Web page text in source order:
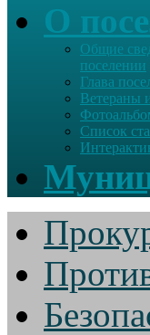
О
Общие
поселении
Глава
Ветераны
Список